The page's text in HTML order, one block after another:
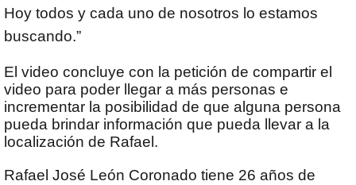
Hoy todos y cada uno de nosotros lo estamos
buscando.”
El video concluye con la petición de compartir el
video para poder llegar a más personas e
incrementar la posibilidad de que alguna persona
pueda brindar información que pueda llevar a la
localización de Rafael.
Rafael José León Coronado tiene 26 años de